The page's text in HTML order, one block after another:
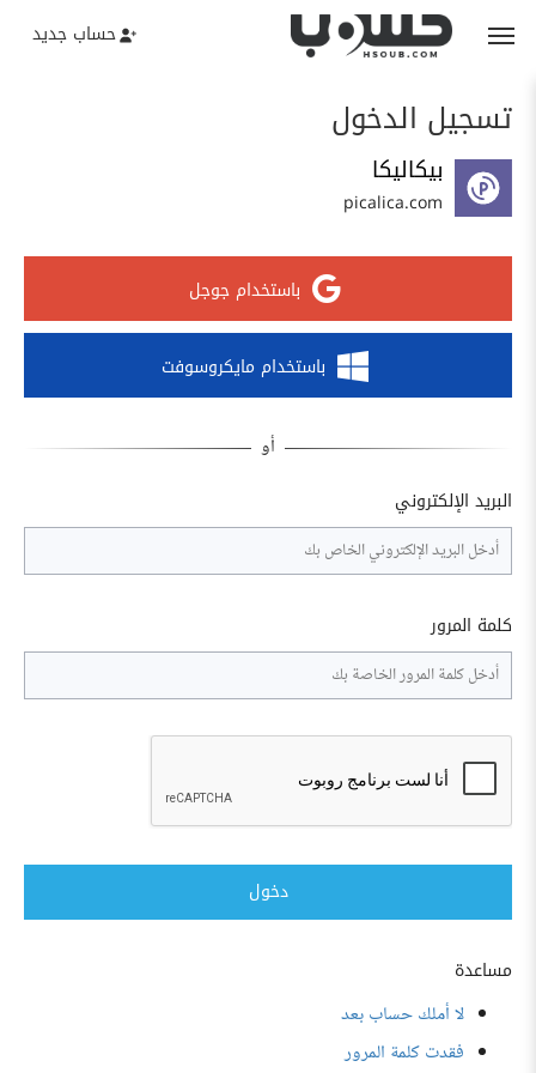
حساب جديد
تسجيل الدخول
بيكاليكا
picalica.com
باستخدام جوجل
باستخدام مايكروسوفت
البريد الإلكتروني
كلمة المرور
دخول
مساعدة
لا أملك حساب بعد
فقدت كلمة المرور